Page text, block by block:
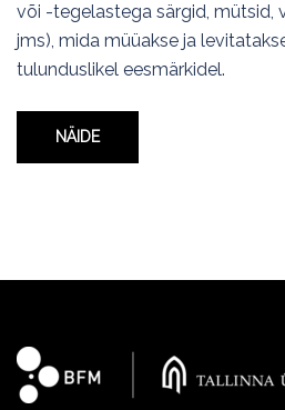
või -tegelastega särgid, mütsid,
jms), mida müüakse ja
tulunduslikel eesmärkidel.
NÄIDE